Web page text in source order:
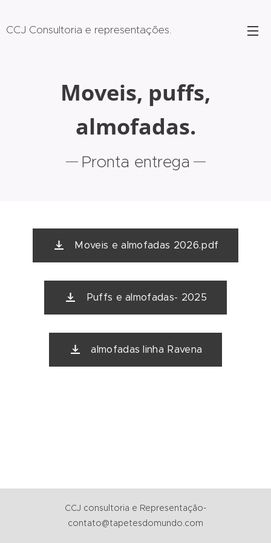
CCJ Consultoria e representações.
Moveis, puffs,
almofadas.
Pronta entrega
Moveis e almofadas 2026.pdf
Puffs e almofadas- 2025
almofadas linha Ravena
CCJ consultoria e Representação-
contato@tapetesdomundo.com